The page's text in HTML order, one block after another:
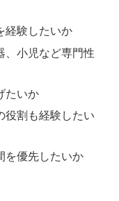
経験したいか
、小児など専門性
たいか
役割も経験したい
を優先したいか